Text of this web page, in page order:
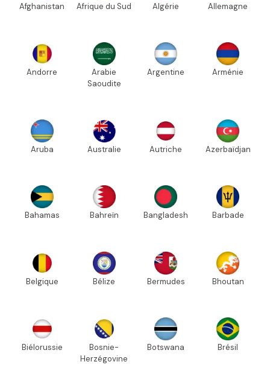
Afghanistan Afrique du Sud Algérie Allemagne
Andorre
Arabie
Saoudite
Argentine Arménie
Aruba Australie Autriche Azerbaïdjan
Bahamas Bahreïn Bangladesh Barbade
Belgique Bélize Bermudes Bhoutan
Biélorussie
Bosnie-
Herzégovine
Botswana Brésil